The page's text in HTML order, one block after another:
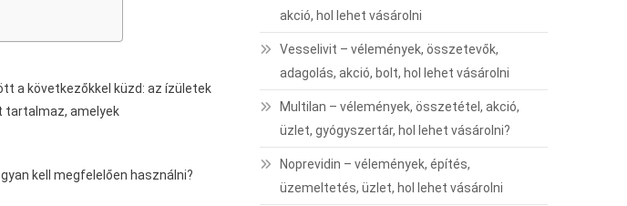
a következőkkel küzd: az ízületek
tartalmaz, amelyek
kell megfelelően használni?
akció, hol lehet vásárolni
Vesselivit – vélemények, összetevők,
adagolás, akció, bolt, hol lehet vásárolni
Multilan – vélemények, összetétel, akció,
üzlet, gyógyszertár, hol lehet vásárolni?
Noprevidin – vélemények, építés,
üzemeltetés, üzlet, hol lehet vásárolni